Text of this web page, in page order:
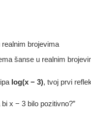
brojevima
šanse u realnim
log(x − 3), tvoj prvi
x − 3 bilo pozitivno?”